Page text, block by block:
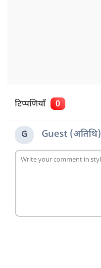
टिप्पणियाँ 0
G Guest (अतिथि)